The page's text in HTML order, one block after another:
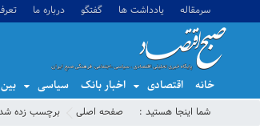
سرمقاله یادداشت ها گفتگو درباره ما
خانه اقتصادی اخبار بانک سیاسی
شما اینجا هستید : صفحه اصلی برچسب زده
14 مارس 2018